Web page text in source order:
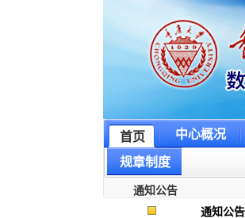
首页 中心概况
规章制度
通知公告
通知公告